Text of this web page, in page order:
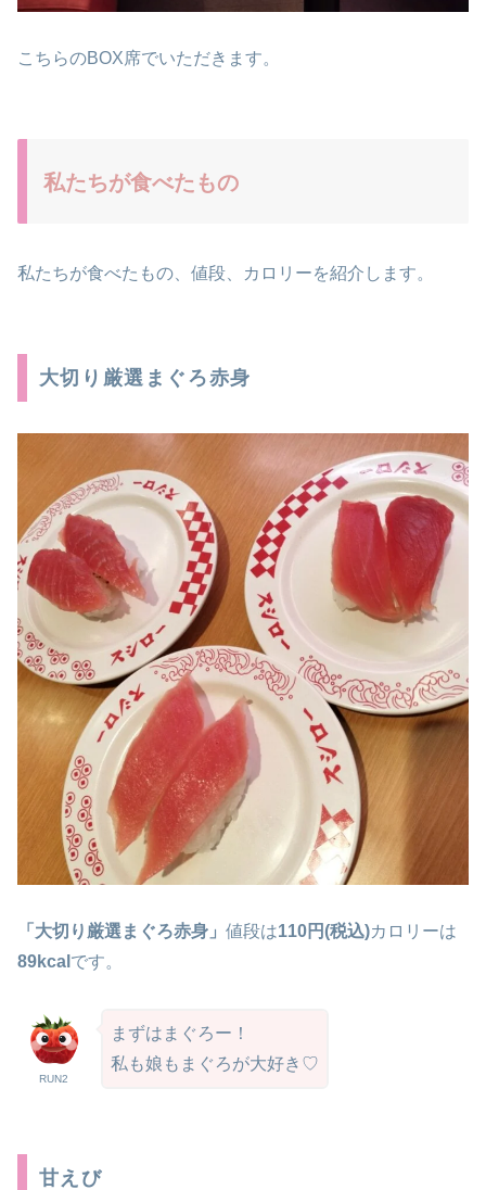
こちらのBOX席でいただきます。
私たちが食べたもの
私たちが食べたもの、値段、カロリーを紹介します。
大切り厳選まぐろ赤身
「大切り厳選まぐろ赤身」 値段は110円(税込)カロリーは
89kcal です。
RUN2
まずはまぐろー！
私も娘もまぐろが大好き♡
甘えび